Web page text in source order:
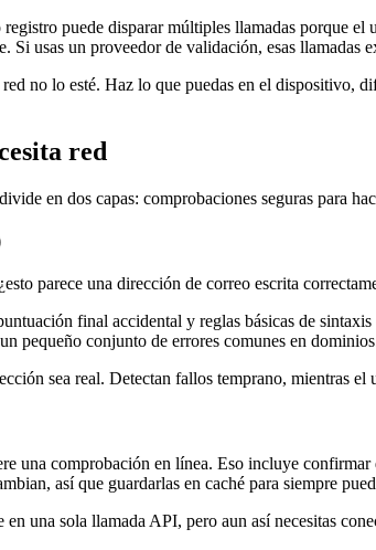
puede disparar múltiples llamadas porque
usas un proveedor de validación, esas llamadas
no lo esté. Haz lo que puedas en el dispositivo,
red
en dos capas: comprobaciones seguras para
parece una dirección de correo escrita
final accidental y reglas básicas de sintaxis
pequeño conjunto de errores comunes en
sea real. Detectan fallos temprano, mientras el
una comprobación en línea. Eso incluye
así que guardarlas en caché para siempre
una sola llamada API, pero aun así necesitas